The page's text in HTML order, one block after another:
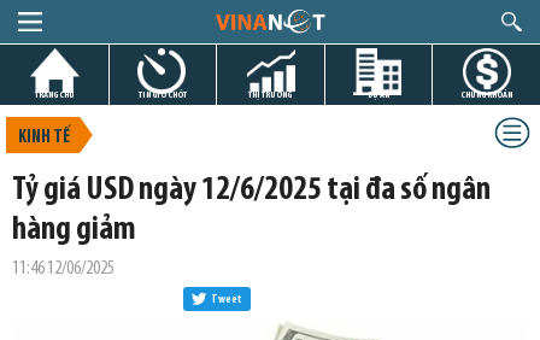
TRANG CHỦ TIN GIỜ CHÓT THỊ TRƯỜNG DỰ ÁN CHỨNG KHOÁN
KINH TẾ
Tỷ giá USD ngày 12/6/2025 tại đa số ngân
hàng giảm
11:46 12/06/2025
Tweet